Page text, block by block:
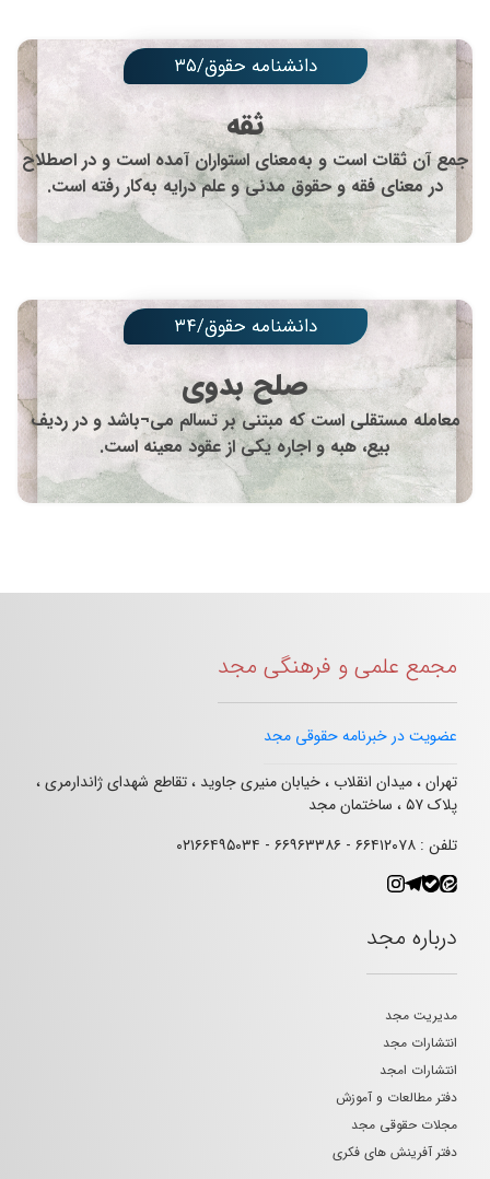
دانشنامه حقوق/۳۵
ثقه
جمع آن ثقات است و به‌معنای استواران آمده است و در اصطلاح
در معنای فقه و حقوق مدنی و علم درایه به‌کار رفته است.
دانشنامه حقوق/۳۴
صلح بدوی
معامله مستقلی است که مبتنی بر تسالم می¬باشد و در ردیف
بیع، هبه و اجاره یکی از عقود معینه است.
مجمع علمی و فرهنگی مجد
عضویت در خبرنامه حقوقی مجد
تهران ، میدان انقلاب ، خیابان منیری جاوید ، تقاطع شهدای ژاندارمری ،
پلاک ۵۷ ، ساختمان مجد
تلفن : ۶۶۴۱۲۰۷۸ - ۶۶۹۶۳۳۸۶ - ۰۲۱۶۶۴۹۵۰۳۴
درباره مجد
مدیریت مجد
انتشارات مجد
انتشارات امجد
دفتر مطالعات و آموزش
مجلات حقوقی مجد
دفتر آفرینش های فکری